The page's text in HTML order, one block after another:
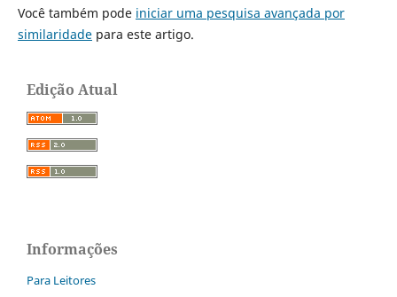
Você também pode iniciar uma pesquisa avançada por
similaridadepara este artigo.
Edição Atual
Informações
Para Leitores